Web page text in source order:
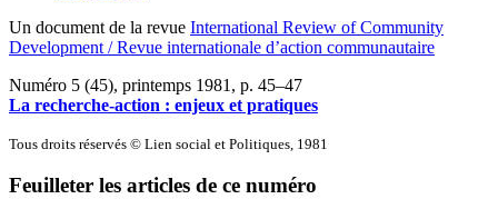
Un document de la revue International Review of Community
Development / Revue internationale d’action communautaire
Numéro 5 (45), printemps 1981 , p. 45–47
La recherche-action : enjeux et pratiques
Tous droits réservés © Lien social et Politiques, 1981
Feuilleter les articles de ce numéro